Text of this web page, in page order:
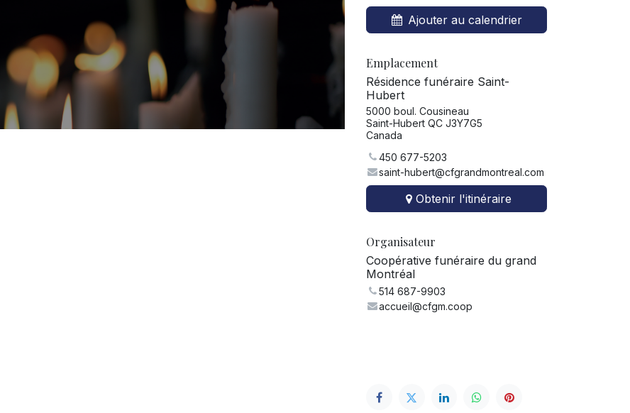
Ajouter au calendrier
Emplacement
Résidence funéraire Saint-
Hubert
5000 boul. Cousineau
Saint-Hubert QC J3Y7G5
Canada
450 677-5203
saint-hubert@cfgrandmontreal.com
Obtenir l'itinéraire
Organisateur
Coopérative funéraire du grand
Montréal
514 687-9903
accueil@cfgm.coop